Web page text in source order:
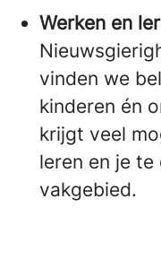
Werken en
vinden we
kinderen én
krijgt veel
leren en je
vakgebied.